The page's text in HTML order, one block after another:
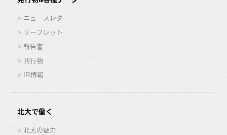
ニュースレター
リーフレット
報告書
刊行物
IR情報
北大で働く
北大の魅力